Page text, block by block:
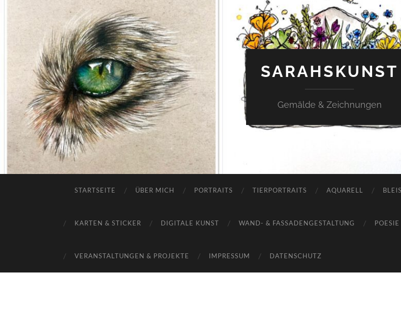
SARAHSKUNST
Gemälde & Zeichnungen
STARTSEITE ÜBER MICH PORTRAITS TIERPORTRAITS AQUARELL
KARTEN & STICKER DIGITALE KUNST WAND- & FASSADENGESTALTUNG POESIE
VERANSTALTUNGEN & PROJEKTE IMPRESSUM DATENSCHUTZ